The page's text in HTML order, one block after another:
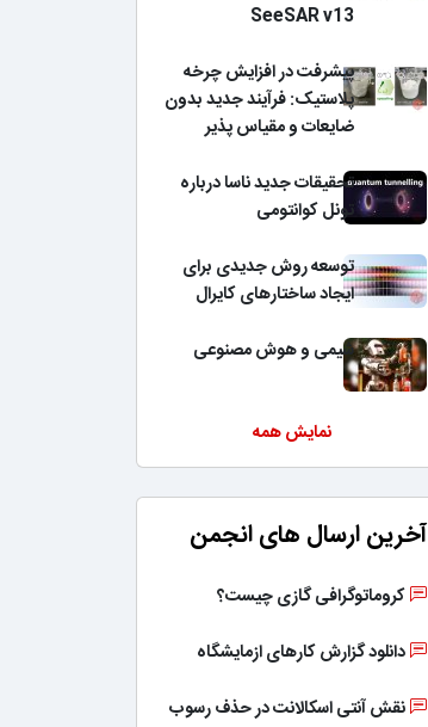
SeeSAR v13
پیشرفت در افزایش چرخه
پلاستیک: فرآیند جدید بدون
ضایعات و مقیاس پذیر
تحقیقات جدید ناسا درباره
تونل کوانتومی
توسعه روش جدیدی برای
ایجاد ساختارهای کایرال
شیمی و هوش مصنوعی
نمایش همه
آخرین ارسال های انجمن
کروماتوگرافی گازی چیست؟
دانلود گزارش کارهای ازمایشگاه
نقش آنتی اسکالانت در حذف رسوب